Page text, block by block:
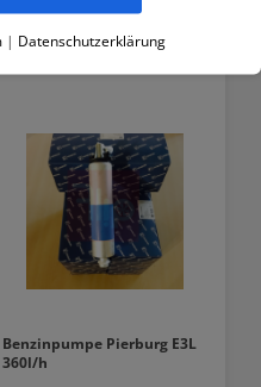
Benzinpumpe Pierburg E3L
360l/h
| Datenschutzerklärung